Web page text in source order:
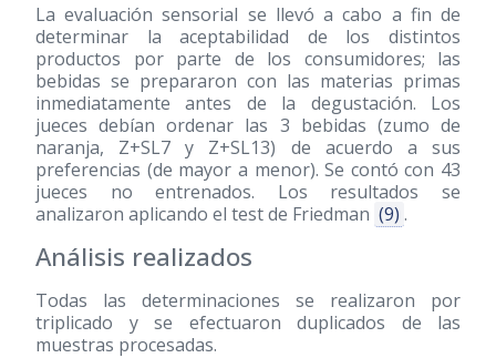
La evaluación sensorial se llevó a cabo a fin de
determinar la aceptabilidad de los distintos
productos por parte de los consumidores; las
bebidas se prepararon con las materias primas
inmediatamente antes de la degustación. Los
jueces debían ordenar las 3 bebidas (zumo de
naranja, Z+SL7 y Z+SL13) de acuerdo a sus
preferencias (de mayor a menor). Se contó con 43
jueces no entrenados. Los resultados se
analizaron aplicando el test de Friedman (9) .
Análisis realizados
Todas las determinaciones se realizaron por
triplicado y se efectuaron duplicados de las
muestras procesadas.